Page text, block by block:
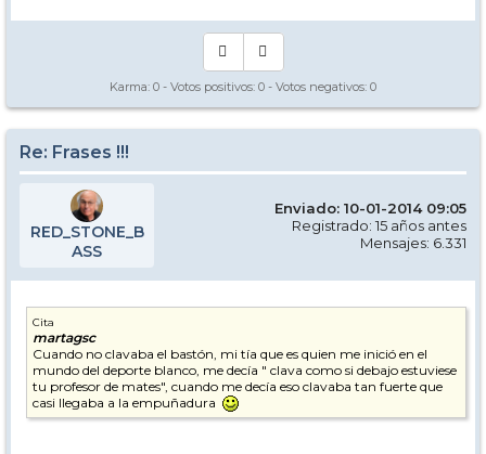
Karma: 0 - Votos positivos: 0 - Votos negativos: 0
Re: Frases !!!
RED_STONE_B
ASS
Enviado: 10-01-2014 09:05
Registrado: 15 años antes
Mensajes: 6.331
Cita
martagsc
Cuando no clavaba el bastón, mi tía que es quien me inició en el
mundo del deporte blanco, me decía " clava como si debajo estuviese
tu profesor de mates", cuando me decía eso clavaba tan fuerte que
casi llegaba a la empuñadura